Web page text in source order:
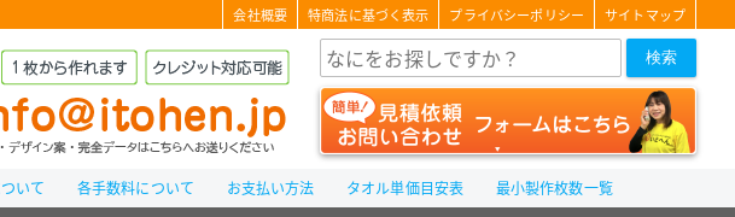
会社概要 特商法に基づく表示 プライバシーポリシー サイトマップ
検索
いて 各手数料について お支払い方法 タオル単価目安表 最小製作枚数一覧